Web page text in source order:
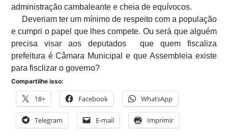
administração cambaleante e cheia de equívocos.
Deveriam ter um mínimo de respeito com a população
e cumpri o papel que lhes compete. Ou será que alguém
precisa visar aos deputados que quem fiscaliza
prefeitura é Câmara Municipal e que Assembleia existe
para fisclizar o governo?
Compartilhe isso:
18+ Facebook WhatsApp
Telegram E-mail Imprimir